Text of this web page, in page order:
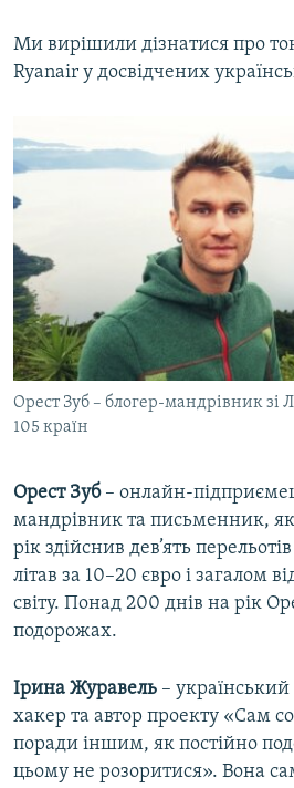
Ми вирішили дізнатися про
Ryanair у досвідчених
Орест Зуб – блогер-мандрівник зі
105 країн
Орест Зуб– онлайн-
мандрівник та письменник,
рік здійснив дев’ять
літав за 10–20 євро і загалом
світу. Понад 200 днів на рік
подорожах.
Ірина Журавель – український
хакер та автор проекту «Сам
поради іншим, як постійно
цьому не розоритися». Вона